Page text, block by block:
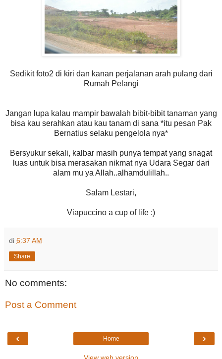
Sedikit foto2 di kiri dan kanan perjalanan arah pulang dari
Rumah Pelangi
Jangan lupa kalau mampir bawalah bibit-bibit tanaman yang
bisa kau serahkan atau kau tanam di sana *itu pesan Pak
Bernatius selaku pengelola nya*
Bersyukur sekali, kalbar masih punya tempat yang snagat
luas untuk bisa merasakan nikmat nya Udara Segar dari
alam mu ya Allah..alhamdulillah..
Salam Lestari,
Viapuccino a cup of life :)
di 6:37 AM
Share
No comments:
Post a Comment
‹ ›
Home